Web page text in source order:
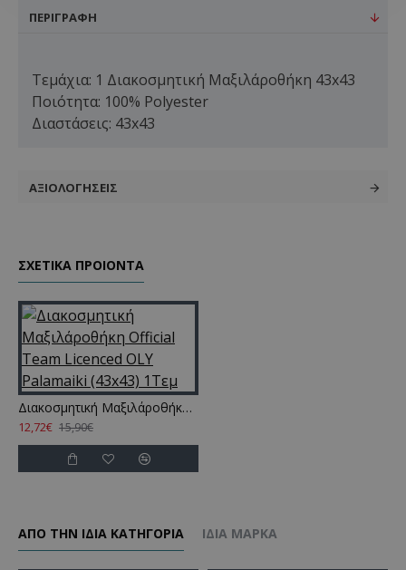
ΠΕΡΙΓΡΑΦΉ
Τεμάχια: 1 Διακοσμητική Μαξιλάροθήκη 43x43
Ποιότητα: 100% Polyester
Διαστάσεις: 43x43
ΑΞΙΟΛΟΓΉΣΕΙΣ
ΣΧΕΤΙΚΑ ΠΡΟΙΟΝΤΑ
Διακοσμητική Μαξιλάροθήκη Official Team Licenced OLY Palamaiki (43x43) 1Τεμ
12,72€ 15,90€
ΑΠΌ ΤΗΝ ΊΔΙΑ ΚΑΤΗΓΌΡΙΑ ΊΔΙΑ ΜΆΡΚΑ